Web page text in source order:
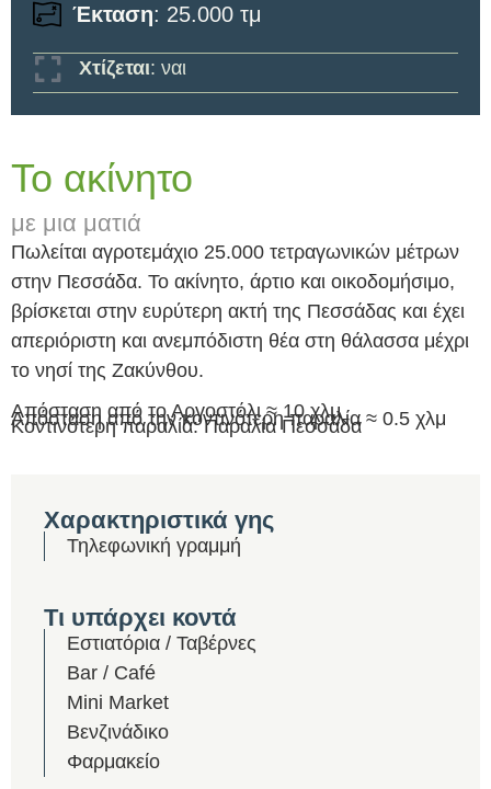
Έκταση: 25.000 τμ
Χτίζεται: ναι
Το ακίνητο
με μια ματιά
Πωλείται αγροτεμάχιο 25.000 τετραγωνικών μέτρων
στην Πεσσάδα. Το ακίνητο, άρτιο και οικοδομήσιμο,
βρίσκεται στην ευρύτερη ακτή της Πεσσάδας και έχει
απεριόριστη και ανεμπόδιστη θέα στη θάλασσα μέχρι
το νησί της Ζακύνθου.
Απόσταση από το Αργοστόλι ≈ 10 χλμ
Απόσταση από την κοντινότερη παραλία ≈ 0.5 χλμ
Κοντινότερη παραλία: Παραλία Πεσσάδα
Χαρακτηριστικά γης
Τηλεφωνική γραμμή
Τι υπάρχει κοντά
Εστιατόρια / Ταβέρνες
Bar / Café
Mini Market
Βενζινάδικο
Φαρμακείο